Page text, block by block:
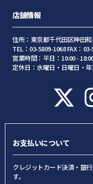
店舗情報
住所：東京都千代田区神田
TEL：03-5809-1068 FAX：
営業時間：平日：10:00 -
定休日：水曜日・日曜日・
お支払いについて
クレジットカード決済・銀
す。